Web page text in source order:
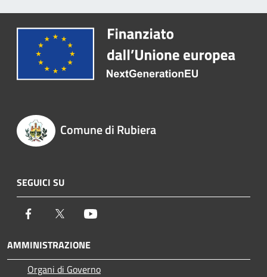
Comune di Rubiera
SEGUICI SU
Facebook Twitter
AMMINISTRAZIONE
Organi di Governo